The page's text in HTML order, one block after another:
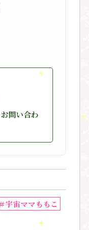
問い合わ
宇宙ママももこ